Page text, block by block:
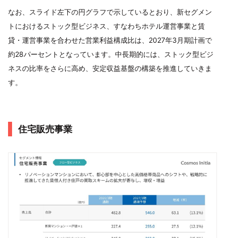
なお、スライド左下の円グラフで示しているとおり、新セグメン
トにおけるストック型ビジネス、すなわちホテル運営事業と賃
貸・運営事業を合わせた営業利益構成比は、2027年3月期計画で
約28パーセントとなっています。中長期的には、ストック型ビジ
ネスの比率をさらに高め、安定収益基盤の構築を推進していきま
す。
住宅販売事業